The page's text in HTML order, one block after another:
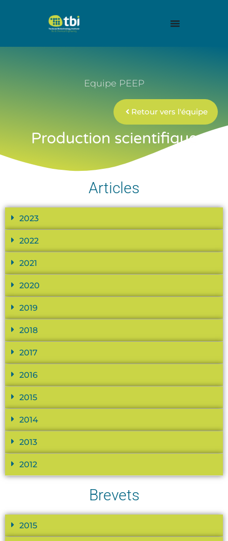
Equipe PEEP
Retour vers l'équipe
Production scientifique
Articles
2023
2022
2021
2020
2019
2018
2017
2016
2015
2014
2013
2012
Brevets
2015